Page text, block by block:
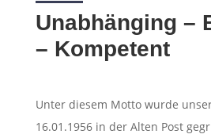
Unabhänging –
– Kompetent
Unter diesem Motto wurde
16.01.1956 in der Alten Post